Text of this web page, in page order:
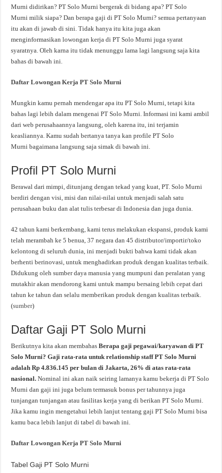
Murni didirikan? PT Solo Murni bergerak di bidang apa? PT Solo
Murni milik siapa? Dan berapa gaji di PT Solo Murni? semua pertanyaan
itu akan di jawab di sini. Tidak hanya itu kita juga akan
menginformasikan lowongan kerja di PT Solo Murni juga syarat
syaratnya. Oleh karna itu tidak menunggu lama lagi langsung saja kita
bahas di bawah ini.
Daftar Lowongan Kerja PT Solo Murni
Mungkin kamu pernah mendengar apa itu PT Solo Murni, tetapi kita
bahas lagi lebih dalam mengenai PT Solo Murni. Informasi ini kami ambil
dari web perusahaannya langsung, oleh karena itu, ini terjamin
keasliannya. Kamu sudah bertanya tanya kan profile PT Solo
Murni bagaimana langsung saja simak di bawah ini.
Profil PT Solo Murni
Berawal dari mimpi, ditunjang dengan tekad yang kuat, PT. Solo Murni
berdiri dengan visi, misi dan nilai-nilai untuk menjadi salah satu
perusahaan buku dan alat tulis terbesar di Indonesia dan juga dunia.
42 tahun kami berkembang, kami terus melakukan ekspansi, produk kami
telah merambah ke 5 benua, 37 negara dan 45 distributor/importir/toko
kelontong di seluruh dunia, ini menjadi bukti bahwa kami tidak akan
berhenti berinovasi, untuk menghadirkan produk dengan kualitas terbaik.
Didukung oleh sumber daya manusia yang mumpuni dan peralatan yang
mutakhir akan mendorong kami untuk mampu bersaing lebih cepat dari
tahun ke tahun dan selalu memberikan produk dengan kualitas terbaik.
(sumber)
Daftar Gaji PT Solo Murni
Berikutnya kita akan membahasBerapa gaji pegawai/karyawan di PT
Solo Murni? Gaji rata-rata untuk relationship staff PT Solo Murni
adalah Rp 4.836.145 per bulan di Jakarta, 26% di atas rata-rata
nasional.Nominal ini akan naik seiring lamanya kamu bekerja di PT Solo
Murni dan gaji ini juga belum termasuk bonus per tahunnya juga
tunjangan tunjangan atau fasilitas kerja yang di berikan PT Solo Murni.
Jika kamu ingin mengetahui lebih lanjut tentang gaji PT Solo Murni bisa
kamu baca lebih lanjut di tabel di bawah ini.
Daftar Lowongan Kerja PT Solo Murni
Tabel Gaji PT Solo Murni